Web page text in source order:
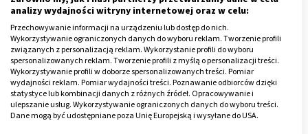
arniki na rany otwarte czy oparzenia, ale raczej na
nieuszkodzoną skórę przy urazach tępych, takich jak
stłuczenia czy skręcenia.
Na cellulit- preparaty z arniką zaleca się również do
smarowania na skórę ze skłonnością do cellulitu.
Naturalne antyoksydanty zawarte w roślinie
pozwalają utrzymać skórę w dobrej kondycji.
analizy wydajności witryny internetowej oraz w celu:
Przechowywanie informacji na urządzeniu lub dostęp do nich.
Wykorzystywanie ograniczonych danych do wyboru reklam. Tworzenie profili
związanych z personalizacją reklam. Wykorzystanie profili do wyboru
spersonalizowanych reklam. Tworzenie profili z myślą o personalizacji treści.
Wykorzystywanie profili w doborze spersonalizowanych treści. Pomiar
wydajności reklam. Pomiar wydajności treści. Poznawanie odbiorców dzięki
statystyce lub kombinacji danych z różnych źródeł. Opracowywanie i
ulepszanie usług. Wykorzystywanie ograniczonych danych do wyboru treści.
Dane mogą być udostępniane poza Unię Europejską i wysyłane do USA.